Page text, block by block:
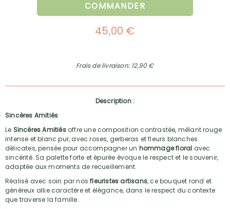
COMMANDER
45,00 €
Frais de livraison: 12,90 €
Description :
Sincères Amitiés
Le Sincères Amitiésoffre une composition contrastée, mêlant rouge
intense et blanc pur, avec roses, gerberas et fleurs blanches
délicates, pensée pour accompagner un hommage floral avec
sincérité. Sa palette forte et épurée évoque le respect et le souvenir,
adaptée aux moments de recueillement.
Réalisé avec soin par nosfleuristes artisans, ce bouquet rond et
généreux allie caractère et élégance, dans le respect du contexte
que traverse la famille.